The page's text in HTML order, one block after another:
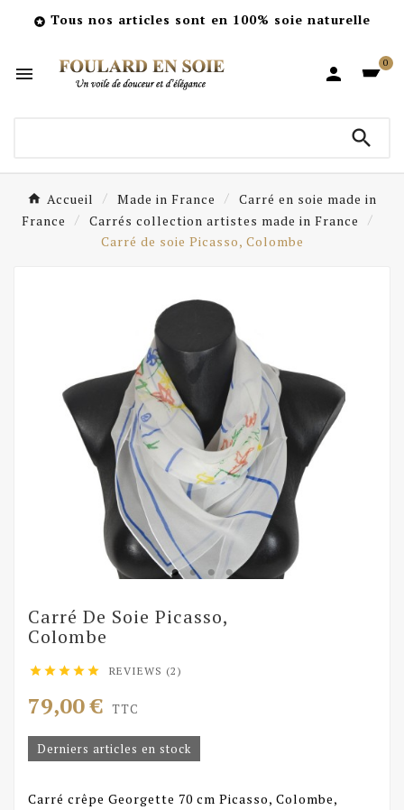
 Tous nos articles sont en 100% soie naturelle
 
0

Accueil Made in France
Carré en soie made in
France
Carrés collection artistes made in France
Carré de soie Picasso, Colombe
Carré De Soie Picasso,
Colombe
     REVIEWS (2)
79,00 € TTC
Derniers articles en stock
Carré crêpe Georgette 70 cm Picasso, Colombe,